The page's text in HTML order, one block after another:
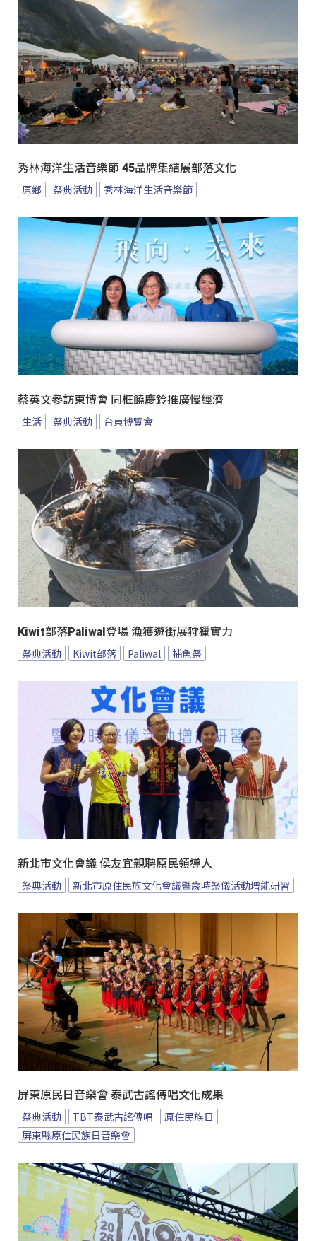
秀林海洋生活音樂節 45品牌集結展部落文化
原鄉 祭典活動 秀林海洋生活音樂節
蔡英文參訪東博會 同框饒慶鈴推廣慢經濟
生活 祭典活動 台東博覽會
Kiwit部落Paliwal登場 漁獲遊街展狩獵實力
祭典活動 Kiwit部落 Paliwal 捕魚祭
新北市文化會議 侯友宜親聘原民領導人
祭典活動 新北市原住民族文化會議暨歲時祭儀活動增能研習
屏東原民日音樂會 泰武古謠傳唱文化成果
祭典活動 TBT泰武古謠傳唱
原住民族日
屏東縣原住民族日音樂會